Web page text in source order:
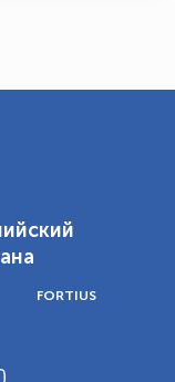
FORTIUS